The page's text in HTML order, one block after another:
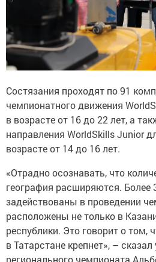
Состязания проходят по 91
чемпионатного движения
в возрасте от 16 до 22 лет, а
направления WorldSkills Junior
возрасте от 14 до 16 лет.
«Отрадно осознавать, что
география расширяются. Более
задействованы в проведении
расположены не только в
республики. Это говорит о том,
в Татарстане крепнет», –
регионального чемпионата